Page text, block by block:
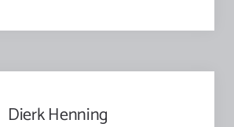
Dierk Henning